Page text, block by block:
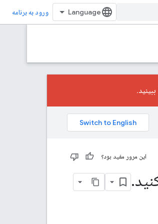
ورود به برنامه
ببینید.
این مرور مفید بود؟
.